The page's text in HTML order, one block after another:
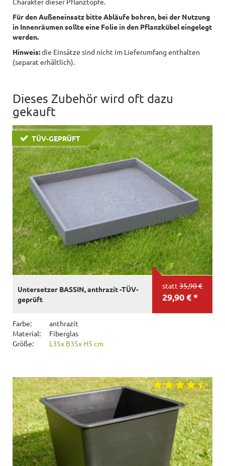
Für den Außeneinsatz bitte Abläufe bohren, bei der Nutzung
in Innenräumen sollte eine Folie in den Pflanzkübel eingelegt
werden.
Hinweis:die Einsätze sind nicht im Lieferumfang enthalten
(separat erhältlich).
Dieses Zubehör wird oft dazu
gekauft
TÜV-GEPRÜFT
statt 35,90 €
29,90 € *
Untersetzer BASSIN, anthrazit -TÜV-
geprüft
Farbe:
anthrazit
Material:
Fiberglas
Größe:
L35x B35x H5 cm